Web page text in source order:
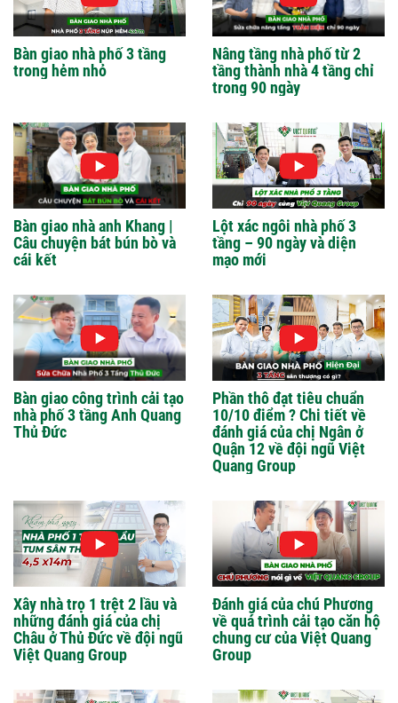
Bàn giao nhà phố 3 tầng
trong hẻm nhỏ
Nâng tầng nhà phố từ 2
tầng thành nhà 4 tầng chỉ
trong 90 ngày
Bàn giao nhà anh Khang |
Câu chuyện bát bún bò và
cái kết
Lột xác ngôi nhà phố 3
tầng – 90 ngày và diện
mạo mới
Bàn giao công trình cải tạo
nhà phố 3 tầng Anh Quang
Thủ Đức
Phần thô đạt tiêu chuẩn
10/10 điểm ? Chi tiết về
đánh giá của chị Ngân ở
Quận 12 về đội ngũ Việt
Quang Group
Xây nhà trọ 1 trệt 2 lầu và
những đánh giá của chị
Châu ở Thủ Đức về đội ngũ
Việt Quang Group
Đánh giá của chú Phương
về quá trình cải tạo căn hộ
chung cư của Việt Quang
Group